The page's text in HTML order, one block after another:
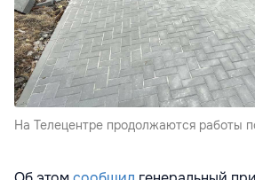
На Телецентре продолжаются работы